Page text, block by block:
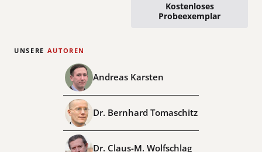
Kostenloses
Probeexemplar
UNSERE AUTOREN
Andreas Karsten
Dr. Bernhard Tomaschitz
Dr. Claus-M. Wolfschlag